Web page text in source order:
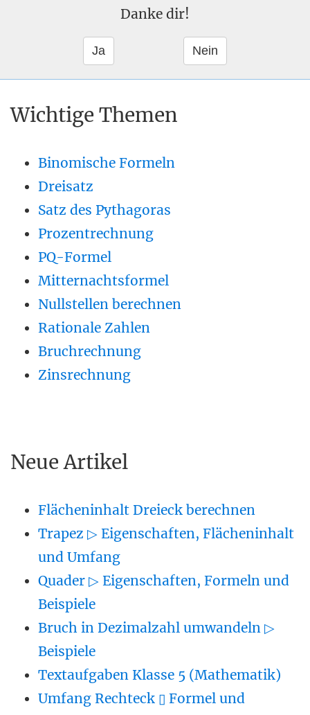
Danke dir!
Wichtige Themen
Binomische Formeln
Dreisatz
Satz des Pythagoras
Prozentrechnung
PQ-Formel
Mitternachtsformel
Nullstellen berechnen
Rationale Zahlen
Bruchrechnung
Zinsrechnung
Neue Artikel
Flächeninhalt Dreieck berechnen
Trapez ▷ Eigenschaften, Flächeninhalt
und Umfang
Quader ▷ Eigenschaften, Formeln und
Beispiele
Bruch in Dezimalzahl umwandeln ▷
Beispiele
Textaufgaben Klasse 5 (Mathematik)
Umfang Rechteck ▯ Formel und